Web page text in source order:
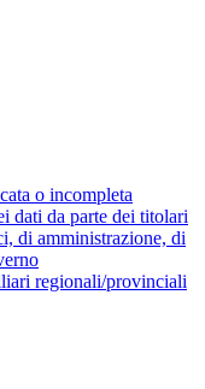
o incompleta
dati da parte dei titolari
di amministrazione, di
regionali/provinciali